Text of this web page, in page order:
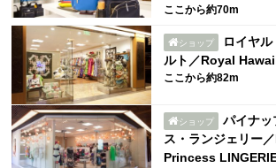
ここから約70m
ショップ
ロイヤ
ルト／Royal
ここから約82m
ショップ
パイナッ
ス・ランジェリー
Princess